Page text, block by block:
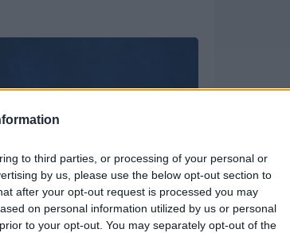
to third parties, or processing of your personal or
by us, please use the below opt-out section to
after your opt-out request is processed you may
on personal information utilized by us or personal
to your opt-out. You may separately opt-out of the